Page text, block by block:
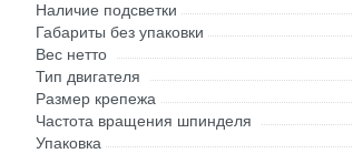
Наличие подсветки
Габариты без упаковки
Вес нетто
Тип двигателя
Размер крепежа
Частота вращения шпинделя
Упаковка